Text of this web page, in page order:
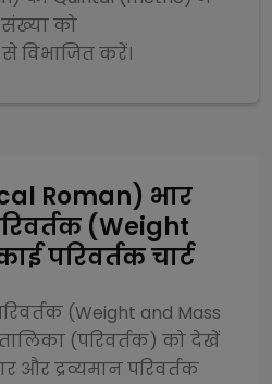
को
सेविभाजितकरें।
Roman) भार
(Weight
परिवर्तक चार्ट
(Weight and Mass
(परिवर्तक) को देखें
और द्रव्यमान परिवर्तक